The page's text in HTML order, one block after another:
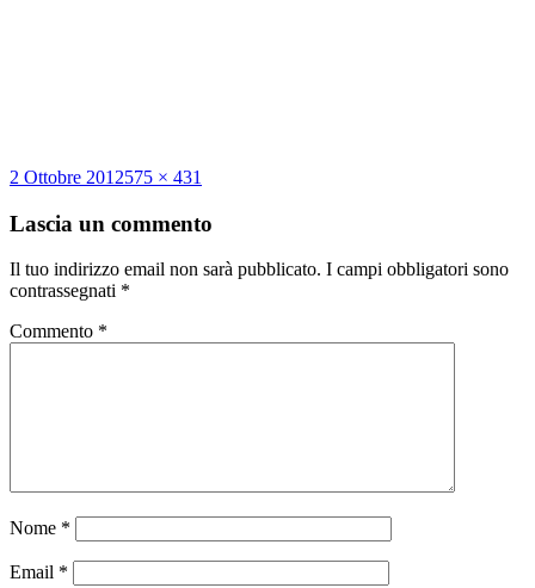
Scritto
2 Ottobre 2012Dimensione
575 × 431
Lascia un commento
Il tuo indirizzo email non sarà pubblicato. I campi obbligatori sono
contrassegnati *
Commento *
Nome *
Email *